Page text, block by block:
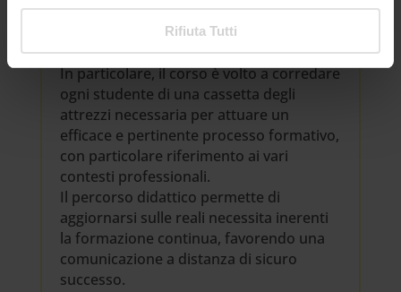
Rifiuta Tutti
abilità inerenti l’utilizzo di strumenti,
strategie e competenze riferite alla
didattica on line.
In particolare, il corso è volto a corredare
ogni studente di una cassetta degli
attrezzi necessaria per attuare un
efficace e pertinente processo formativo,
con particolare riferimento ai vari
contesti professionali.
Il percorso didattico permette di
aggiornarsi sulle reali necessita inerenti
la formazione continua, favorendo una
comunicazione a distanza di sicuro
successo.